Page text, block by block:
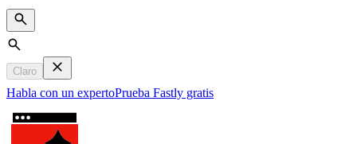
Search
Claro
Habla con un expertoPrueba Fastly gratis